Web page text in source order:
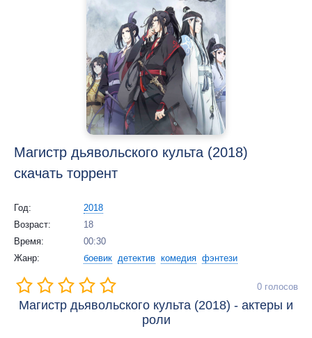
Магистр дьявольского культа (2018)
скачать торрент
Год:
2018
Возраст:
18
Время:
00:30
Жанр:
боевик детектив комедия фэнтези
0 голосов
Магистр дьявольского культа (2018) - актеры и
роли